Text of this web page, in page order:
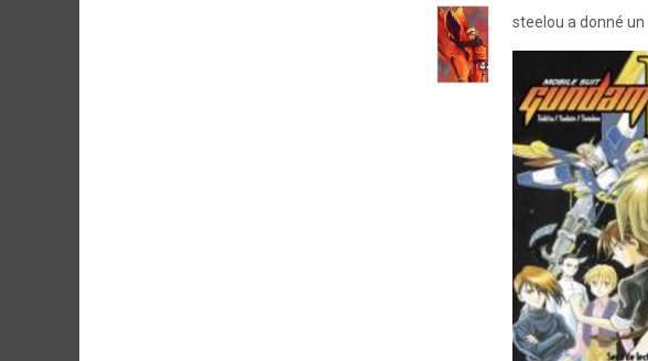
steelou a donné un